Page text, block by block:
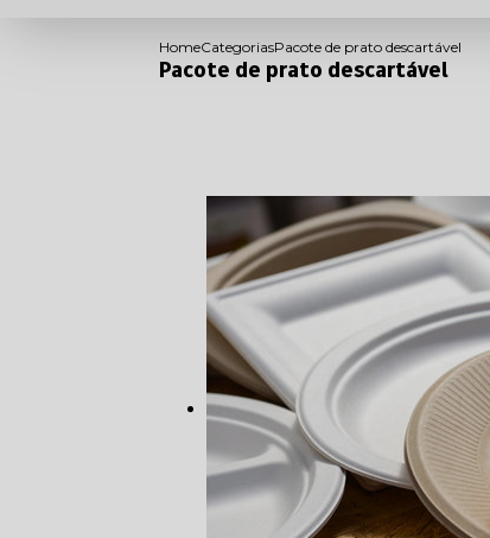
HomeCategoriasPacote de prato descartável
Pacote de prato descartável